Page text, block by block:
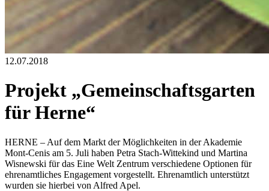
12.07.2018
Projekt „Gemeinschaftsgarten
für Herne“
HERNE – Auf dem Markt der Möglichkeiten in der Akademie
Mont-Cenis am 5. Juli haben Petra Stach-Wittekind und Martina
Wisnewski für das Eine Welt Zentrum verschiedene Optionen für
ehrenamtliches Engagement vorgestellt. Ehrenamtlich unterstützt
wurden sie hierbei von Alfred Apel.